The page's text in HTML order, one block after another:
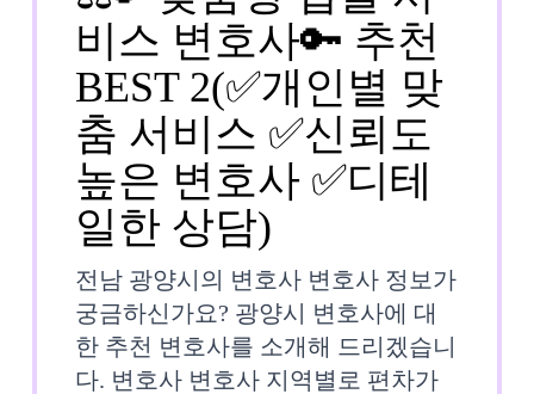
비스 변호사🔑 추천
BEST 2(✅개인별 맞
춤 서비스 ✅신뢰도
높은 변호사 ✅디테
일한 상담)
남
광
양
전남 광양시의 변호사 변호사 정보가
궁금하신가요? 광양시 변호사에 대
한 추천 변호사를 소개해 드리겠습니
다. 변호사 변호사 지역별로 편차가